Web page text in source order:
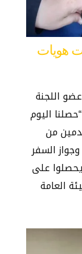
هويات
اللجنة
اليوم
من
السفر
على
العامة